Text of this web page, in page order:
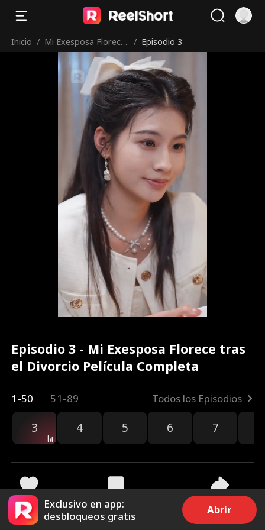
Inicio / Mi Exesposa Florece
tras el Divorcio
/ Episodio 3
Episodio 3 - Mi Exesposa Florece tras
el Divorcio Película Completa
1-50 51-89 Todos los Episodios
3 4 5 6 7
9.4k 167.6k Compartir
Exclusivo en app:
desbloqueos gratis
Abrir